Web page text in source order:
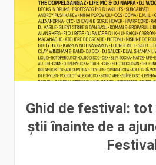
Ghid de festival: tot
știi înainte de a
Festival